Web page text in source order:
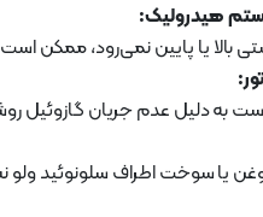
هیدرولیک:
بالا یا پایین نمی‌رود، ممکن
به دلیل عدم جریان گازوئیل
یا سوخت اطراف سلونوئید ولو